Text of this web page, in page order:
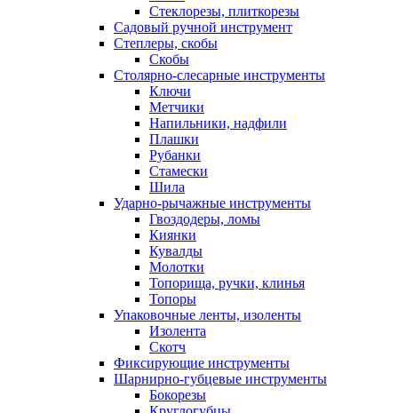
Стеклорезы, плиткорезы
Садовый ручной инструмент
Степлеры, скобы
Скобы
Столярно-слесарные инструменты
Ключи
Метчики
Напильники, надфили
Плашки
Рубанки
Стамески
Шила
Ударно-рычажные инструменты
Гвоздодеры, ломы
Киянки
Кувалды
Молотки
Топорища, ручки, клинья
Топоры
Упаковочные ленты, изоленты
Изолента
Скотч
Фиксирующие инструменты
Шарнирно-губцевые инструменты
Бокорезы